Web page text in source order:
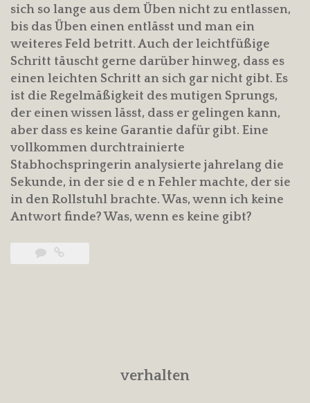
sich so lange aus dem Üben nicht zu entlassen,
bis das Üben einen entlässt und man ein
weiteres Feld betritt. Auch der leichtfüßige
Schritt täuscht gerne darüber hinweg, dass es
einen leichten Schritt an sich gar nicht gibt. Es
ist die Regelmäßigkeit des mutigen Sprungs,
der einen wissen lässt, dass er gelingen kann,
aber dass es keine Garantie dafür gibt. Eine
vollkommen durchtrainierte
Stabhochspringerin analysierte jahrelang die
Sekunde, in der sie d e n Fehler machte, der sie
in den Rollstuhl brachte. Was, wenn ich keine
Antwort finde? Was, wenn es keine gibt?
verhalten